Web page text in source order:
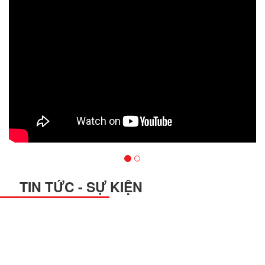
TIN TỨC - SỰ KIỆN